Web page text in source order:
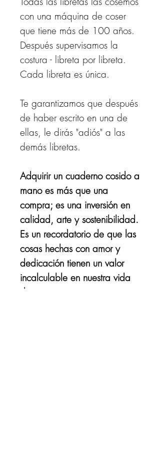
con una máquina de coser
que tiene más de 100 años.
Después supervisamos la
costura - libreta por libreta.
Cada libreta es única.
Te garantizamos que después
de haber escrito en una de
ellas, le dirás "adiós" a las
demás libretas.
​​​​​​​Adquirir un cuaderno cosido a
mano es más que una
compra; es una inversión en
calidad, arte y sostenibilidad.
Es un recordatorio de que las
cosas hechas con amor y
dedicación tienen un valor
incalculable en nuestra vida
diaria.